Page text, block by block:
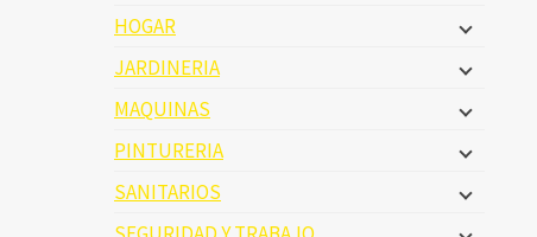
HOGAR
JARDINERIA
MAQUINAS
PINTURERIA
SANITARIOS